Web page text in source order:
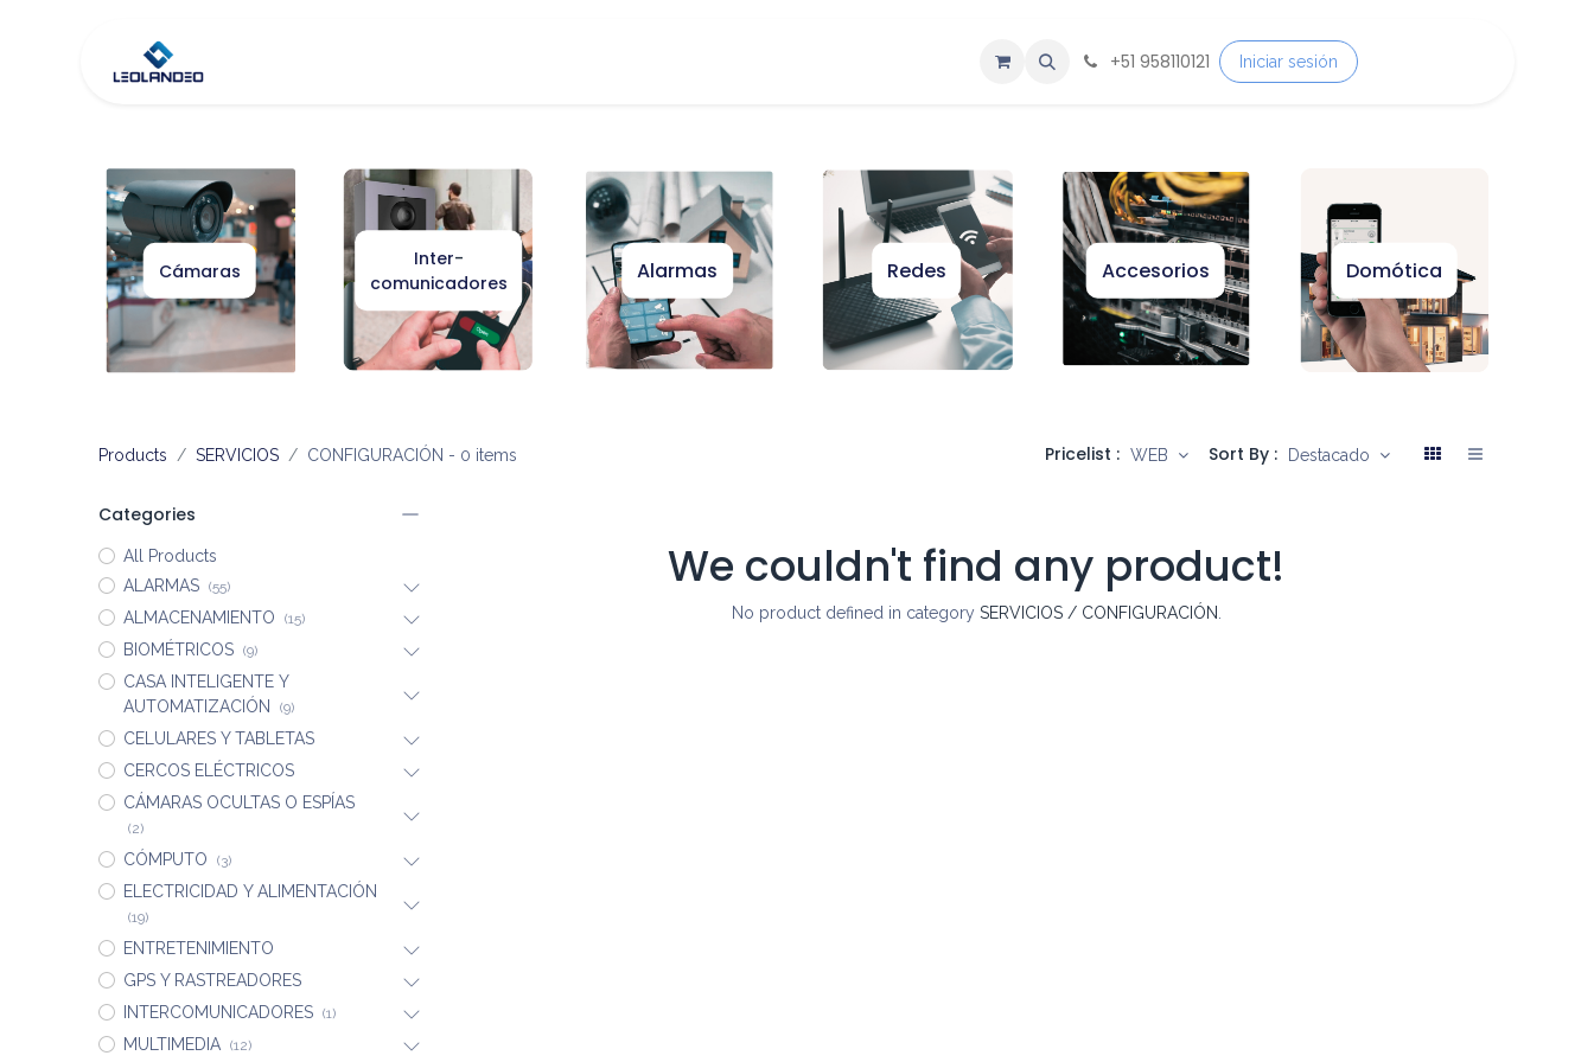
+51 958110121 Iniciar sesión
Cámaras
Inter-
comunicadores
Alarmas Redes Accesorios Domótica
Products SERVICIOS CONFIGURACIÓN - 0 items Pricelist : WEB Sort By : Destacado
Categories
All Products
ALARMAS
(55)
ALMACENAMIENTO (15)
BIOMÉTRICOS (9)
CASA INTELIGENTE Y
AUTOMATIZACIÓN
(9)
CELULARES Y TABLETAS
CERCOS ELÉCTRICOS
CÁMARAS OCULTAS O ESPÍAS
(2)
CÓMPUTO (3)
ELECTRICIDAD Y ALIMENTACIÓN
(19)
ENTRETENIMIENTO
GPS Y RASTREADORES
INTERCOMUNICADORES
(1)
MULTIMEDIA (12)
We couldn't find any product!
No product defined in category SERVICIOS / CONFIGURACIÓN